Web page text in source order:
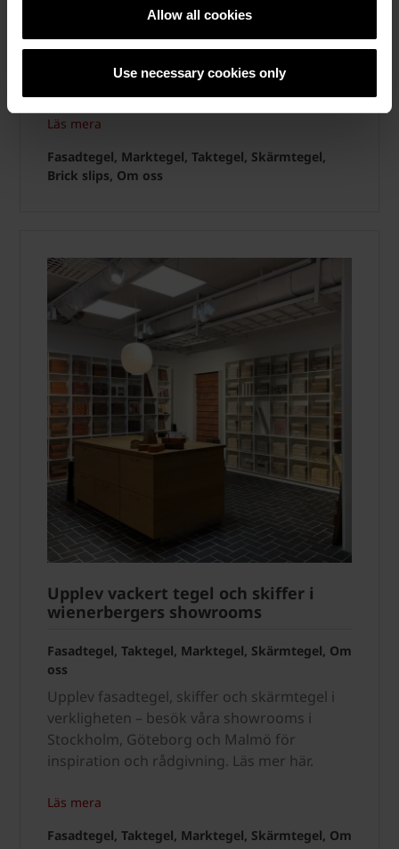
Allow all cookies
Use necessary cookies only
I wienerbergers nya showroom i Malmö
visas bland annat fasadtegel, taktegel och
entreprenörer. Läs mer här.
Läs mera
Fasadtegel, Marktegel, Taktegel, Skärmtegel,
Brick slips, Om oss
Upplev vackert tegel och skiffer i
wienerbergers showrooms
Fasadtegel, Taktegel, Marktegel, Skärmtegel, Om
oss
Upplev fasadtegel, skiffer och skärmtegel i
verkligheten – besök våra showrooms i
Stockholm, Göteborg och Malmö för
inspiration och rådgivning. Läs mer här.
Läs mera
Fasadtegel, Taktegel, Marktegel, Skärmtegel, Om